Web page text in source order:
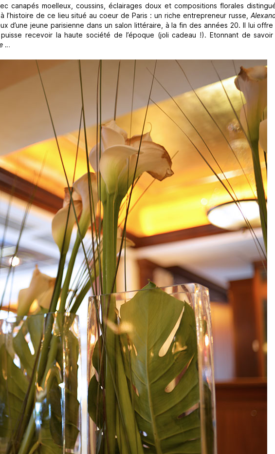
canapés moelleux, coussins, éclairages doux et compositions florales
l’histoire de ce lieu situé au coeur de Paris : un riche entrepreneur russe,
d’une jeune parisienne dans un salon littéraire, à la fin des années 20. Il lui
puisse recevoir la haute société de l’époque (joli cadeau !). Etonnant de
…